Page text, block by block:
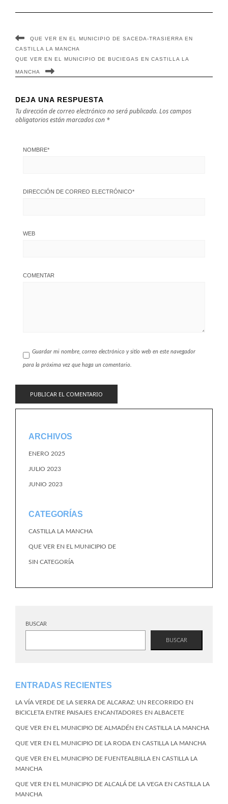
QUE VER EN EL MUNICIPIO DE SACEDA-TRASIERRA EN
CASTILLA LA MANCHA
QUE VER EN EL MUNICIPIO DE BUCIEGAS EN CASTILLA LA
MANCHA
DEJA UNA RESPUESTA
Tu dirección de correo electrónico no será publicada. Los campos
obligatorios están marcados con *
NOMBRE*
DIRECCIÓN DE CORREO ELECTRÓNICO*
WEB
COMENTAR
Guardar mi nombre, correo electrónico y sitio web en este navegador
para la próxima vez que haga un comentario.
ARCHIVOS
ENERO 2025
JULIO 2023
JUNIO 2023
CATEGORÍAS
CASTILLA LA MANCHA
QUE VER EN EL MUNICIPIO DE
SIN CATEGORÍA
BUSCAR
BUSCAR
ENTRADAS RECIENTES
LA VÍA VERDE DE LA SIERRA DE ALCARAZ: UN RECORRIDO EN
BICICLETA ENTRE PAISAJES ENCANTADORES EN ALBACETE
QUE VER EN EL MUNICIPIO DE ALMADÉN EN CASTILLA LA MANCHA
QUE VER EN EL MUNICIPIO DE LA RODA EN CASTILLA LA MANCHA
QUE VER EN EL MUNICIPIO DE FUENTEALBILLA EN CASTILLA LA
MANCHA
QUE VER EN EL MUNICIPIO DE ALCALÁ DE LA VEGA EN CASTILLA LA
MANCHA